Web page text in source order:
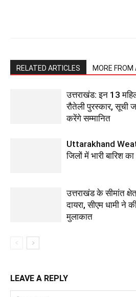
RELATED ARTICLES MORE FROM
उत्तराखंड: इन 13
रौतेली पुरस्कार, सूची
करेंगे सम्मानित
Uttarakhand
जिलों में भारी बारिश
उत्तराखंड के सीमांत
दायरा, सीएम धामी ने
मुलाकात
LEAVE A REPLY